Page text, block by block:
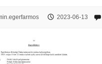
2023-06-13